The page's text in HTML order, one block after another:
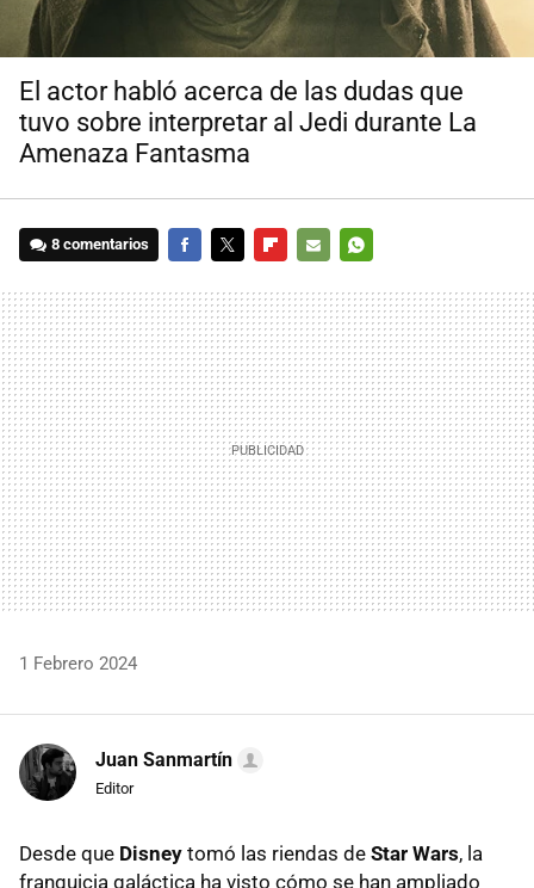
El actor habló acerca de las dudas que
tuvo sobre interpretar al Jedi durante La
Amenaza Fantasma
8 comentarios
MAIL
1 Febrero 2024
Juan Sanmartín
Editor
Desde que Disney tomó las riendas de Star Wars, la
franquicia galáctica ha visto cómo se han ampliado